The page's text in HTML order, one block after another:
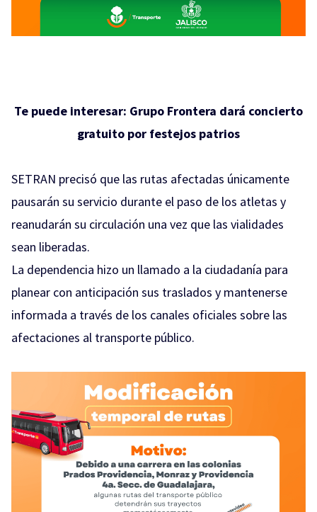
Te puede interesar: Grupo Frontera dará concierto
gratuito por festejos patrios
SETRAN precisó que las rutas afectadas únicamente
pausarán su servicio durante el paso de los atletas y
reanudarán su circulación una vez que las vialidades
sean liberadas.
La dependencia hizo un llamado a la ciudadanía para
planear con anticipación sus traslados y mantenerse
informada a través de los canales oficiales sobre las
afectaciones al transporte público.